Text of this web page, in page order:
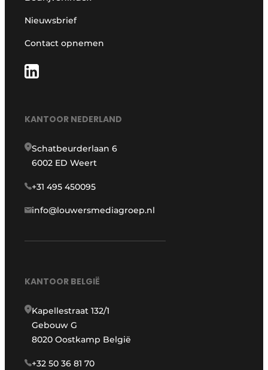
Nieuwsbrief
Contact opnemen
KANTOOR NEDERLAND
Schatbeurderlaan 6
6002 ED Weert
+31 495 450095
info@louwersmediagroep.nl
KANTOOR BELGIË
Kapellestraat 132/1
Gebouw G
8020 Oostkamp België
+32 50 36 81 70